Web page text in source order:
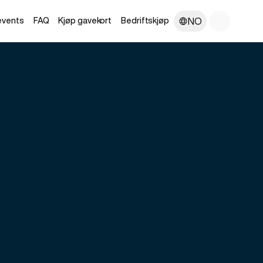
FAQ Kjøp gavekort Bedriftskjøp NO